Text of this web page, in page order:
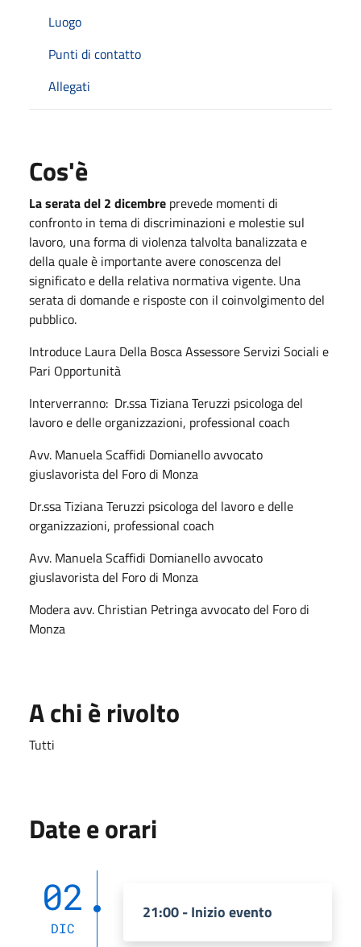
Luogo
Punti di contatto
Allegati
Cos'è
La serata del 2 dicembre prevede momenti di
confronto in tema di discriminazioni e molestie sul
lavoro, una forma di violenza talvolta banalizzata e
della quale è importante avere conoscenza del
significato e della relativa normativa vigente. Una
serata di domande e risposte con il coinvolgimento del
pubblico.
Introduce Laura Della Bosca Assessore Servizi Sociali e
Pari Opportunità
Interverranno: Dr.ssa Tiziana Teruzzi psicologa del
lavoro e delle organizzazioni, professional coach
Avv. Manuela Scaffidi Domianello avvocato
giuslavorista del Foro di Monza
Dr.ssa Tiziana Teruzzi psicologa del lavoro e delle
organizzazioni, professional coach
Avv. Manuela Scaffidi Domianello avvocato
giuslavorista del Foro di Monza
Modera avv. Christian Petringa avvocato del Foro di
Monza
A chi è rivolto
Tutti
Date e orari
02
DIC
21:00 - Inizio evento